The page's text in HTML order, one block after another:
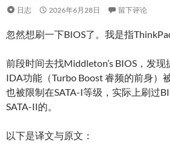
日志
2026年6月28日 留下评论
忽然想刷一下BIOS了。我是指
前段时间去找Middleton’s BIOS，发
IDA功能（Turbo Boost 睿频的前身）
也被限制在SATA-I等级，实际上刷过
SATA-II的。
以下是译文与原文：